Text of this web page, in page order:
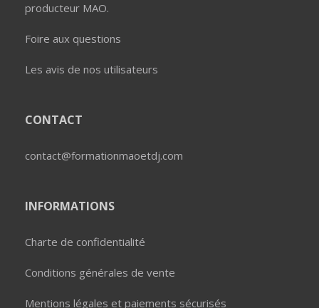
producteur MAO.
Foire aux questions
Les avis de nos utilisateurs
CONTACT
contact@formationmaoetdj.com
INFORMATIONS
Charte de confidentialité
Conditions générales de vente
Mentions légales et paiements sécurisés